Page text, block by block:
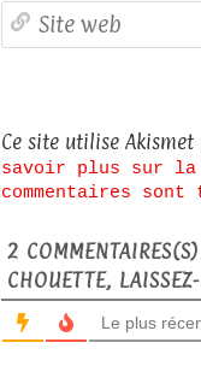
Ce site utilise
savoir plus sur la
commentaires
2
CHOUETTE,
Le plus